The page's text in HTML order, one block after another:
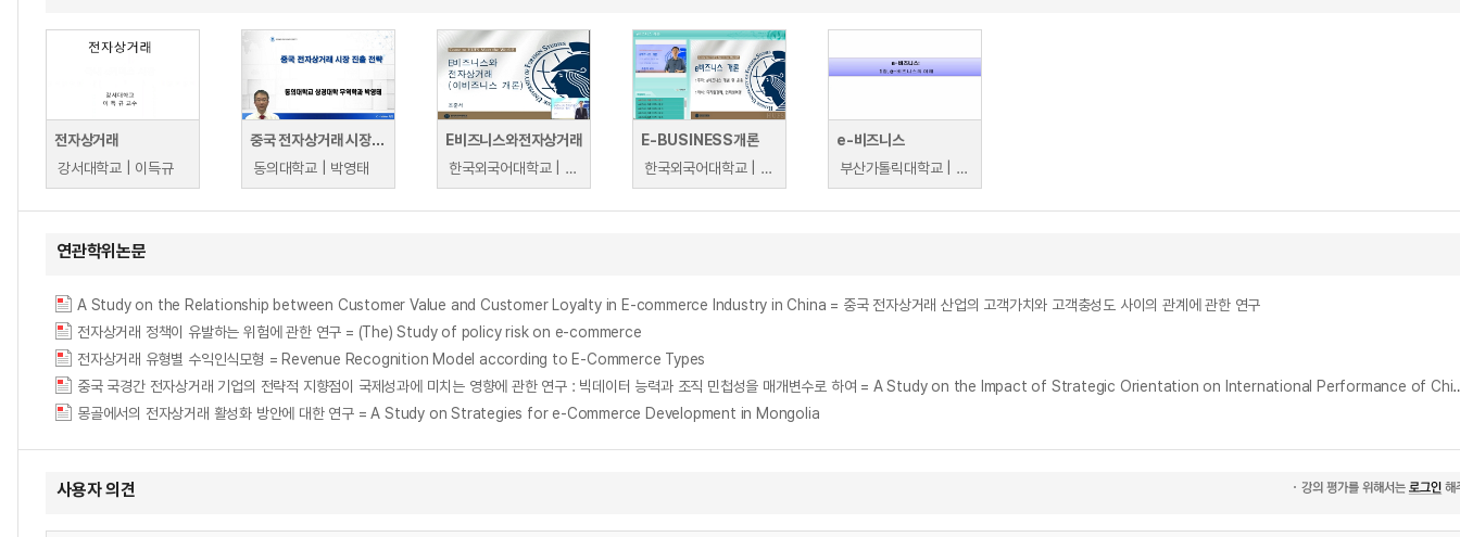
전자상거래
강서대학교 | 이득규
중국 전자상거래 시장 진출 전략
동의대학교 | 박영태
E비즈니스와전자상거래
한국외국어대학교 | 조준서
E-BUSINESS개론
한국외국어대학교 | 조준서
e-비즈니스
부산가톨릭대학교 | 문윤지
연관학위논문
A Study on the Relationship between Customer Value and Customer Loyalty in E-commerce Industry in China = 중국 전자상거래 산업의 고객가치와 고객충성도 사이의 관계에 관한 연구
전자상거래 정책이 유발하는 위험에 관한 연구 = (The) Study of policy risk on e-commerce
전자상거래 유형별 수익인식모형 = Revenue Recognition Model according to E-Commerce Types
중국 국경간 전자상거래 기업의 전략적 지향점이 국제성과에 미치는 영향에 관한 연구 : 빅데이터 능력과 조직 민첩성을 매개
몽골에서의 전자상거래 활성화 방안에 대한 연구 = A Study on Strategies for e-Commerce Development in Mongolia
사용자 의견